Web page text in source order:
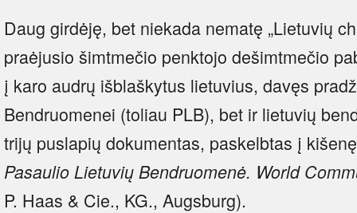
Daug girdėję, bet niekada nematę „Lietuvių
praėjusio šimtmečio penktojo dešimtmečio
į karo audrų išblaškytus lietuvius, davęs
Bendruomenei (toliau PLB), bet ir lietuvių
trijų puslapių dokumentas, paskelbtas į
Pasaulio Lietuvių Bendruomenė. World
P. Haas & Cie., KG., Augsburg).